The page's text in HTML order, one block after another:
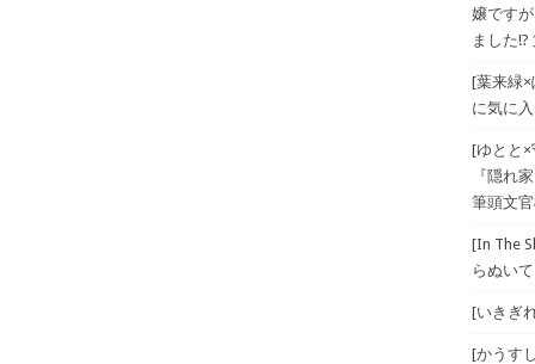
嬢です
ました!?
[葉来緑×
に気に
[ゆとと×
『隠れ
筆頭文
[In The
らぬい
[いきぎ
[かうす